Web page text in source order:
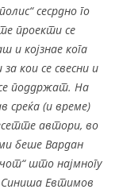
сесрдно го
проекти се
и којзнае кога
кои се свесни и
поддржат. На
среќа (и време)
автори, во
беше Вардан
што најмногу
Синиша Евтимов